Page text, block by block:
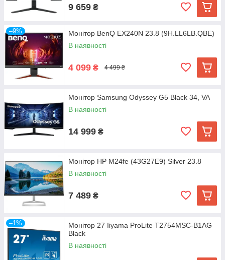
9 659 ₴
–9%
Монітор BenQ EX240N 23.8 (9H.LL6LB.QBE)
В наявності
4 099 ₴ 4 499 ₴
Монітор Samsung Odyssey G5 Black 34, VA
В наявності
14 999 ₴
Монітор HP M24fe (43G27E9) Silver 23.8
В наявності
7 489 ₴
–1%
Монітор 27 Iiyama ProLite T2754MSC-B1AG
Black
В наявності